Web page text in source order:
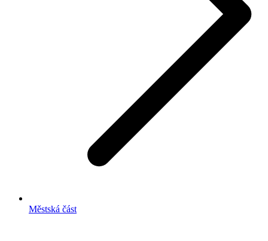
Městská část